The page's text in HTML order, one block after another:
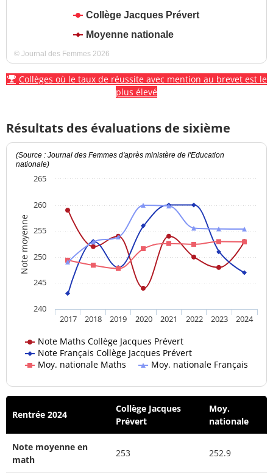
Collège Jacques Prévert
Moyenne nationale
© Journal des Femmes 2026
Collèges où le taux de réussite avec mention au brevet est le
plus élevé
Résultats des évaluations de sixième
Note moyenne
(Source : Journal des Femmes d'après ministère de l'Education
nationale)
Note Maths Collège Jacques Prévert
Note Français Collège Jacques Prévert
Moy. nationale Maths
Moy. nationale Français
2017 2018 2019 2020 2021 2022 2023 2024
240
245
250
255
260
265
Rentrée 2024
Collège Jacques
Prévert
Moy.
nationale
Note moyenne en
math
253 252.9